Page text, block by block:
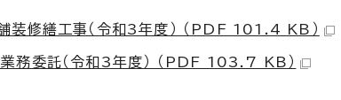
装修繕工事（令和3年度） （PDF 101.4 KB）
務委託（令和3年度） （PDF 103.7 KB）